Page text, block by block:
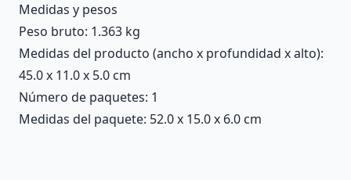
Medidas y pesos
Peso bruto: 1.363 kg
Medidas del producto (ancho x profundidad x alto):
45.0 x 11.0 x 5.0 cm
Número de paquetes: 1
Medidas del paquete: 52.0 x 15.0 x 6.0 cm